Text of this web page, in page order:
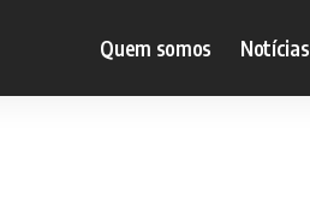
Quem somos Notícias